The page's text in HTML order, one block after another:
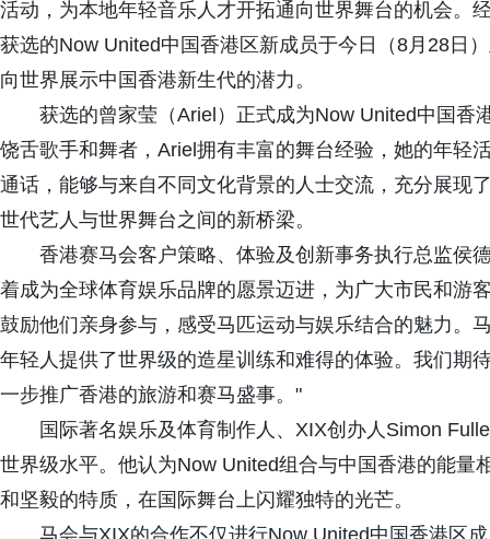
活动，为本地年轻音乐人才开拓通向世界舞台的机会。
获选的Now United中国香港区新成员于今日（8月28日
向世界展示中国香港新生代的潜力。
获选的曾家莹（Ariel）正式成为Now United中国香
饶舌歌手和舞者，Ariel拥有丰富的舞台经验，她的年轻
通话，能够与来自不同文化背景的人士交流，充分展现
世代艺人与世界舞台之间的新桥梁。
香港赛马会客户策略、体验及创新事务执行总监侯
着成为全球体育娱乐品牌的愿景迈进，为广大市民和游
鼓励他们亲身参与，感受马匹运动与娱乐结合的魅力。
年轻人提供了世界级的造星训练和难得的体验。我们期
一步推广香港的旅游和赛马盛事。"
国际著名娱乐及体育制作人、XIX创办人Simon
世界级水平。他认为Now United组合与中国香港的能量
和坚毅的特质，在国际舞台上闪耀独特的光芒。
马会与XIX的合作不仅进行Now United中国香港区成